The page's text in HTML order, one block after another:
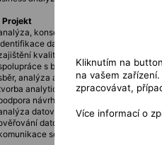
Projekt
konsolidace a validace dat z
datových nesrovnalostí a
kvality, konzistence a správnosti
s business a IT týmy při
analýza a specifikace business
analytické a funkční dokumentace
návrhu datových a procesních
datových toků a vazeb mezi
datových výstupů a podpora
se stakeholdery a
Kliknutím na
na vašem
zpracovávat,
Více informací o